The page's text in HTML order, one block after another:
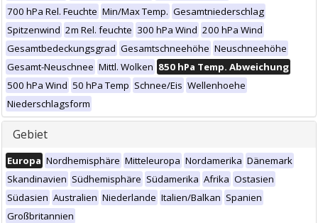
700 hPa Rel. Feuchte Min/Max Temp. Gesamtniederschlag
Spitzenwind 2m Rel. feuchte 300 hPa Wind 200 hPa Wind
Gesamtbedeckungsgrad Gesamtschneehöhe Neuschneehöhe
Gesamt-Neuschnee Mittl. Wolken 850 hPa Temp. Abweichung
500 hPa Wind 50 hPa Temp Schnee/Eis Wellenhoehe
Niederschlagsform
Gebiet
Europa Nordhemisphäre Mitteleuropa Nordamerika Dänemark
Skandinavien Südhemisphäre Südamerika Afrika Ostasien
Südasien Australien Niederlande Italien/Balkan Spanien
Großbritannien